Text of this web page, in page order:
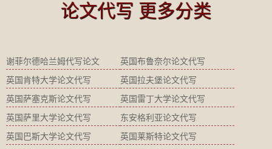
论文代写 更多分类
谢菲尔德哈兰姆代写论文 英国布鲁奈尔论文代写
英国肯特大学论文代写 英国拉夫堡论文代写
英国萨塞克斯论文代写 英国雷丁大学论文代写
英国萨里大学论文代写 东安格利亚论文代写
英国巴斯大学论文代写 英国莱斯特论文代写